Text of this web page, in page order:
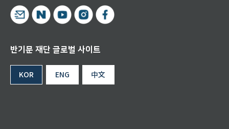
반기문 재단 글로벌 사이트
KOR ENG 中文